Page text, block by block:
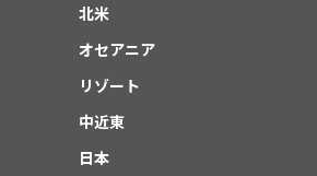
北米
オセアニア
リゾート
中近東
日本